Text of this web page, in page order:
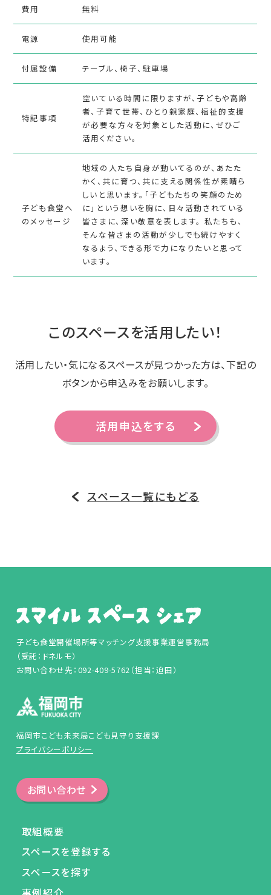
費用 無料
電源 使用可能
付属設備 テーブル、椅子、駐車場
特記事項
空いている時間に限りますが、子どもや高齢
者、子育て世帯、ひとり親家庭、福祉的支援
が必要な方々を対象とした活動に、ぜひご
活用ください。
子ども食堂へ
のメッセージ
地域の人たち自身が動いてるのが、あたた
かく、共に育つ、共に支える関係性が素晴ら
しいと思います。「子どもたちの笑顔のため
に」という想いを胸に、日々活動されている
皆さまに、深い敬意を表します。 私たちも、
そんな皆さまの活動が少しでも続けやすく
なるよう、できる形で力になりたいと思って
います。
このスペースを活用したい！
活用したい・気になるスペースが見つかった方は、下記の
ボタンから申込みをお願いします。
活用申込をする
スペース一覧にもどる
子ども食堂開催場所等マッチング支援事業運営事務局
（受託：ドネルモ）
お問い合わせ先：092-409-5762（担当：迫田）
福岡市こども未来局こども見守り支援課
プライバシーポリシー
お問い合わせ
取組概要
スペースを登録する
スペースを探す